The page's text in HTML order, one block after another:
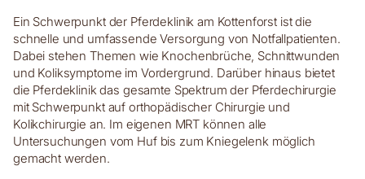
Ein Schwerpunkt der Pferdeklinik am Kottenforst ist die
schnelle und umfassende Versorgung von Notfallpatienten.
Dabei stehen Themen wie Knochenbrüche, Schnittwunden
und Koliksymptome im Vordergrund. Darüber hinaus bietet
die Pferdeklinik das gesamte Spektrum der Pferdechirurgie
mit Schwerpunkt auf orthopädischer Chirurgie und
Kolikchirurgie an. Im eigenen MRT können alle
Untersuchungen vom Huf bis zum Kniegelenk möglich
gemacht werden.